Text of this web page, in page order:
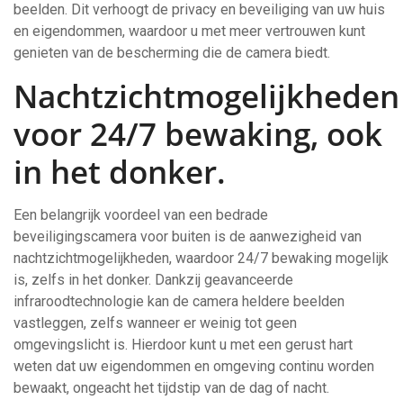
beelden. Dit verhoogt de privacy en beveiliging van uw huis
en eigendommen, waardoor u met meer vertrouwen kunt
genieten van de bescherming die de camera biedt.
Nachtzichtmogelijkheden
voor 24/7 bewaking, ook
in het donker.
Een belangrijk voordeel van een bedrade
beveiligingscamera voor buiten is de aanwezigheid van
nachtzichtmogelijkheden, waardoor 24/7 bewaking mogelijk
is, zelfs in het donker. Dankzij geavanceerde
infraroodtechnologie kan de camera heldere beelden
vastleggen, zelfs wanneer er weinig tot geen
omgevingslicht is. Hierdoor kunt u met een gerust hart
weten dat uw eigendommen en omgeving continu worden
bewaakt, ongeacht het tijdstip van de dag of nacht.